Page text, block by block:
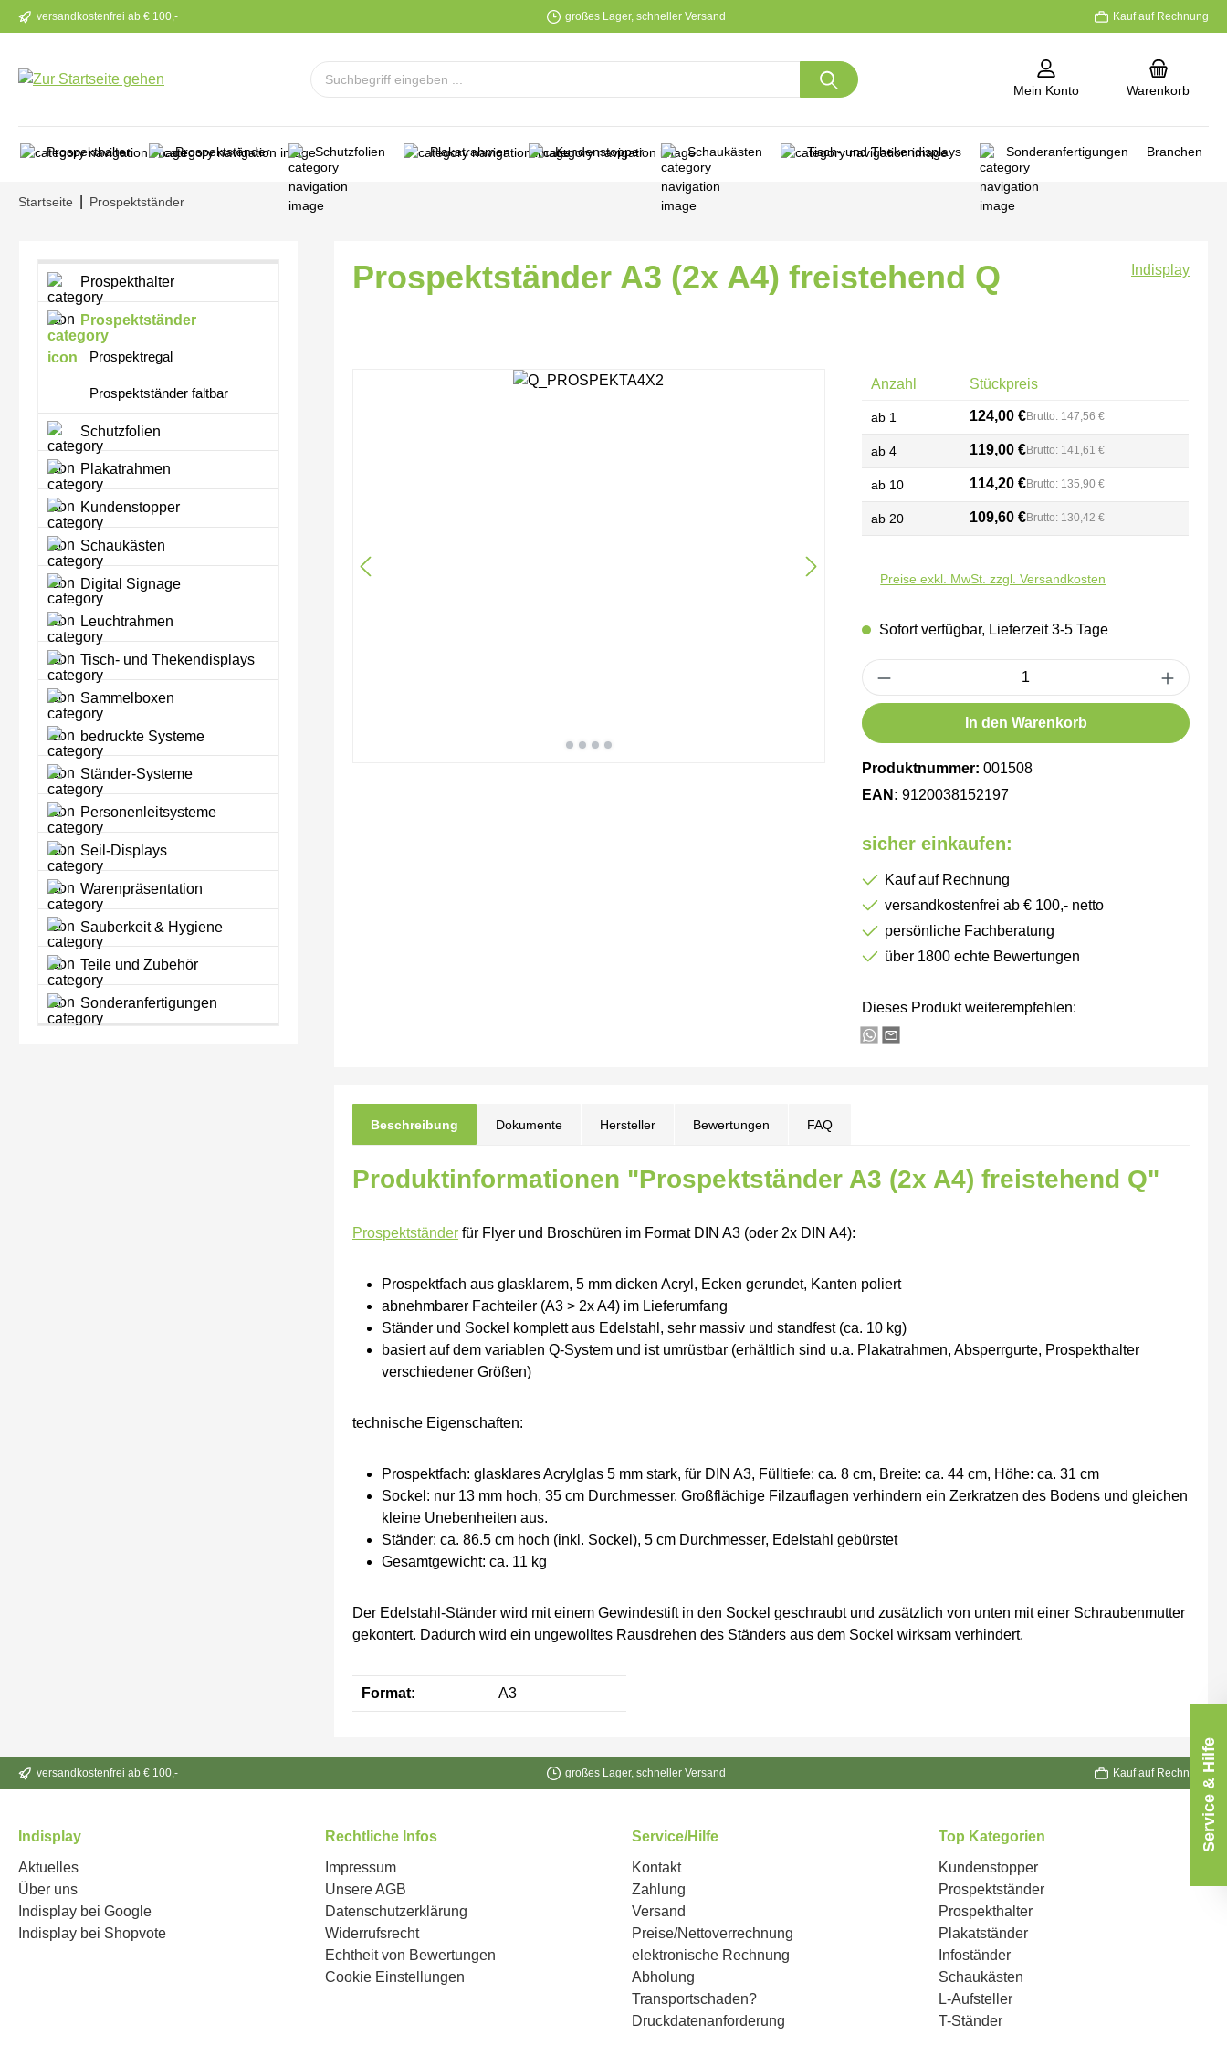
Hauptinhalt springen
Zur Suche springen
Zur Hauptnavigation springen
versandkostenfrei ab € 100,- großes Lager, schneller Versand Kauf auf Rechnung
Mein Konto Warenkorb
Prospekthalter Prospektständer Schutzfolien Plakatrahmen Kundenstopper Schaukästen Tisch- und Thekendisplays Sonderanfertigungen Branchen
Startseite Prospektständer
Prospekthalter
Prospektständer
Prospektregal
Prospektständer faltbar
Schutzfolien
Plakatrahmen
Kundenstopper
Schaukästen
Digital Signage
Leuchtrahmen
Tisch- und Thekendisplays
Sammelboxen
bedruckte Systeme
Ständer-Systeme
Personenleitsysteme
Seil-Displays
Warenpräsentation
Sauberkeit & Hygiene
Teile und Zubehör
Sonderanfertigungen
Prospektständer A3 (2x A4) freistehend Q Indisplay
Bildergalerie überspringen Anzahl Stückpreis
ab 1 124,00 €Brutto: 147,56 €
ab4 119,00 €Brutto: 141,61 €
ab 10 114,20 €Brutto: 135,90 €
ab 20 109,60 €Brutto: 130,42 €
Preise exkl. MwSt. zzgl. Versandkosten
Sofort verfügbar, Lieferzeit 3-5 Tage
Produkt Anzahl: Gib den gewünschten Wert ein oder benutze die
In den Warenkorb
Produktnummer:001508
EAN:9120038152197
sicher einkaufen:
Kauf auf Rechnung
versandkostenfrei ab € 100,- netto
persönliche Fachberatung
über 1800 echte Bewertungen
Dieses Produkt weiterempfehlen:
Beschreibung Dokumente Hersteller Bewertungen FAQ
Produktinformationen "Prospektständer A3 (2x A4) freistehend Q"
Prospektständer für Flyer und Broschüren im Format DIN A3 (oder 2x DIN A4):
Prospektfach aus glasklarem, 5 mm dicken Acryl, Ecken gerundet, Kanten poliert
abnehmbarer Fachteiler (A3 > 2x A4) im Lieferumfang
Ständer und Sockel komplett aus Edelstahl, sehr massiv und standfest (ca. 10 kg)
basiert auf dem variablen Q-System und ist umrüstbar (erhältlich sind u.a. Plakatrahmen, Absperrgurte, Prospekthalter
verschiedener Größen)
technische Eigenschaften:
Prospektfach: glasklares Acrylglas 5 mm stark, für DIN A3, Fülltiefe: ca. 8 cm, Breite: ca. 44 cm, Höhe: ca. 31 cm
Sockel: nur 13 mm hoch, 35 cm Durchmesser. Großflächige Filzauflagen verhindern ein Zerkratzen des Bodens und gleichen
kleine Unebenheiten aus.
Ständer: ca. 86.5 cm hoch (inkl. Sockel), 5 cm Durchmesser, Edelstahl gebürstet
Gesamtgewicht: ca. 11 kg
Der Edelstahl-Ständer wird mit einem Gewindestift in den Sockel geschraubt und zusätzlich von unten mit einer Schraubenmutter
gekontert. Dadurch wird ein ungewolltes Rausdrehen des Ständers aus dem Sockel wirksam verhindert.
Format: A3
versandkostenfrei ab € 100,- großes Lager, schneller Versand Kauf auf Rechnung
Indisplay
Aktuelles
Über uns
Indisplay bei Google
Indisplay bei Shopvote
Rechtliche Infos
Impressum
Unsere AGB
Datenschutzerklärung
Widerrufsrecht
Echtheit von Bewertungen
Cookie Einstellungen
Service/Hilfe
Kontakt
Zahlung
Versand
Preise/Nettoverrechnung
elektronische Rechnung
Abholung
Transportschaden?
Druckdatenanforderung
Top Kategorien
Kundenstopper
Prospektständer
Prospekthalter
Plakatständer
Infoständer
Schaukästen
L-Aufsteller
T-Ständer
Service & Hilfe